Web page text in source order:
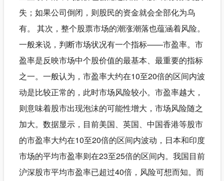
失；如果公司倒闭，则股民的资金就会全部化为乌
有。 其次，整个股票市场的潮涨潮落也蕴涵着风险。
一般来说，判断市场状况有一个指标——市盈率。市
盈率是反映市场中个股价值的最基本、最重要的指标
之一。一般认为，市盈率大约在10至20倍的区间内波
动是比较正常的，此时市场风险较小。市盈率越大，
则意味着股市出现泡沫的可能性增大，市场风险随之
加大。数据显示，目前美国、英国、中国香港等股市
的市盈率大约在10至20倍的区间内波动，日本和印度
市场的平均市盈率则在23至25倍的区间内。我国目前
沪深股市平均市盈率已超过40倍，风险可想而知。而